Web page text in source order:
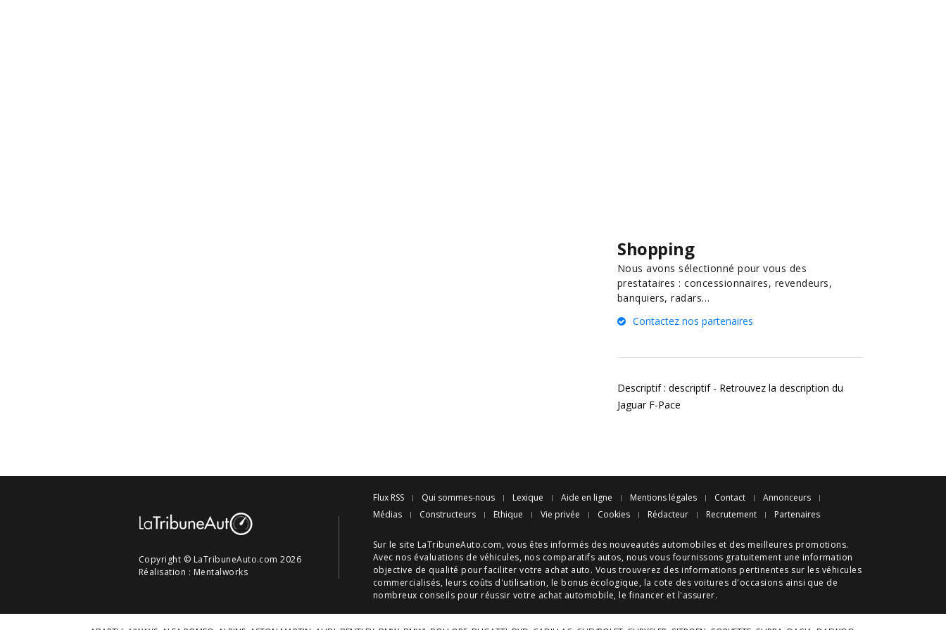
Shopping
Nous avons sélectionné pour vous des
prestataires : concessionnaires, revendeurs,
banquiers, radars…
Contactez nos partenaires
Descriptif : descriptif - Retrouvez la description du
Jaguar F-Pace
Copyright © LaTribuneAuto.com 2026
Réalisation : Mentalworks
Flux RSS Qui sommes-nous Lexique Aide en ligne Mentions légales Contact
Annonceurs
Médias
Constructeurs Ethique Vie privée Cookies Rédacteur Recrutement Partenaires
Sur le site LaTribuneAuto.com, vous êtes informés des nouveautés automobiles et des meilleures promotions.
Avec nos évaluations de véhicules, nos comparatifs autos, nous vous fournissons gratuitement une information
objective de qualité pour faciliter votre achat auto. Vous trouverez des informations pertinentes sur les véhicules
commercialisés, leurs coûts d'utilisation, le bonus écologique, la cote des voitures d'occasions ainsi que de
nombreux conseils pour réussir votre achat automobile, le financer et l'assurer.